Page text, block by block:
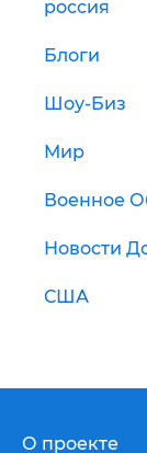
россия
Блоги
Шоу-Биз
Мир
Военное
Новости
США
О проекте